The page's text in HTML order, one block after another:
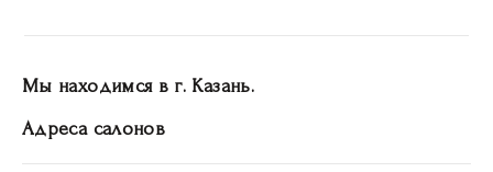
Мы находимся в г. Казань.
Адреса салонов